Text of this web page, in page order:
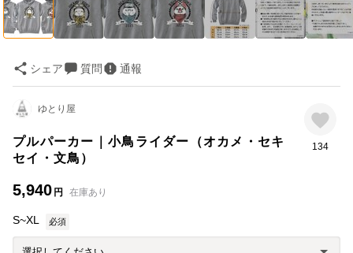
シェア 質問 通報
ゆとり屋
プルパーカー｜小鳥ライダー（オカメ・セキ
セイ・文鳥）
5,940 円 在庫あり
134
S~XL 必須